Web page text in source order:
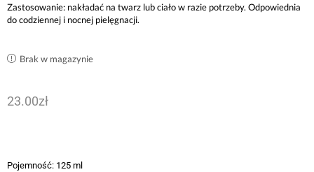
Zastosowanie: nakładać na twarz lub ciało w razie potrzeby. Odpowiednia
do codziennej i nocnej pielęgnacji.
Brak w magazynie
23.00zł
Pojemność: 125 ml